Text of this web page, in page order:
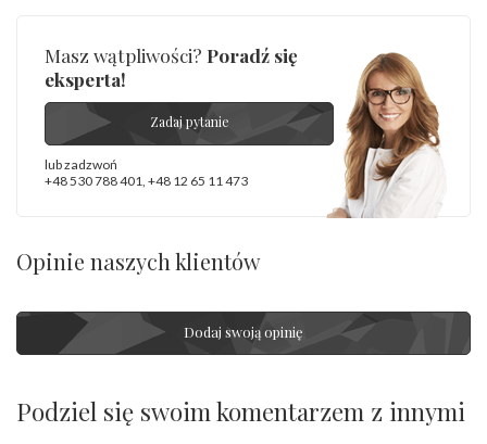
Masz wątpliwości? Poradź się
eksperta!
Zadaj pytanie
lub zadzwoń
+48 530 788 401, +48 12 65 11 473
Opinie naszych klientów
Dodaj swoją opinię
Podziel się swoim komentarzem z innymi